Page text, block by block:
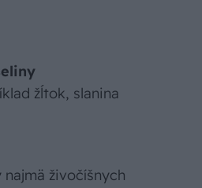
žĺtok, slanina
živočíšnych